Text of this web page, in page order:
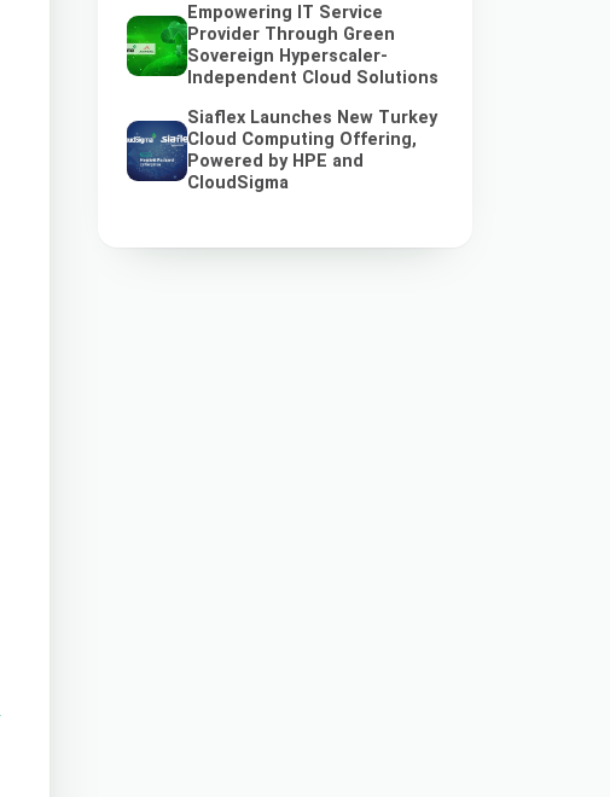
Empowering IT Service
Provider Through Green
Sovereign Hyperscaler-
Independent Cloud Solutions
Siaflex Launches New Turkey
Cloud Computing Offering,
Powered by HPE and
CloudSigma